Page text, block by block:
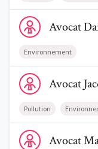
Voir le profil de
Avocat
Environnement
Voir le profil de
Avocat
Pollution
Voir le profil de
Avocat